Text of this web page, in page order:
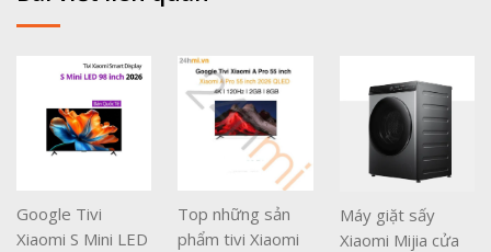
Google Tivi
Xiaomi S Mini LED
Top những sản
phẩm tivi Xiaomi
Máy giặt sấy
Xiaomi Mijia cửa